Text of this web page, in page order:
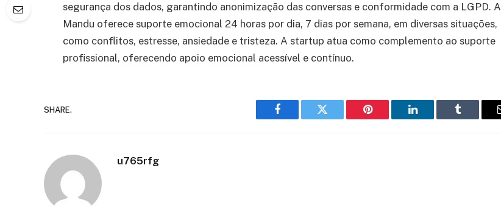
segurança dos dados, garantindo anonimização das conversas e conformidade com a LGPD. A
Mandu oferece suporte emocional 24 horas por dia, 7 dias por semana, em diversas situações,
como conflitos, estresse, ansiedade e tristeza. A startup atua como complemento ao suporte
profissional, oferecendo apoio emocional acessível e contínuo.
SHARE.
Facebook Twitter Pinterest LinkedIn Tumblr
u765rfg